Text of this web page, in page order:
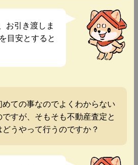
お引き渡しま
目安とすると
めての事なのでよくわからない
ですが、そもそも不動産査定と
どうやって行うのですか？